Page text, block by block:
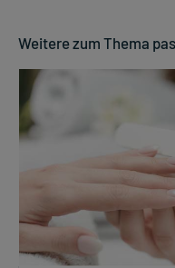
Weitere zum Thema